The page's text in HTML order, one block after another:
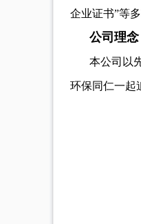
企业证书”等
公司理念
本公司以
环保同仁一起